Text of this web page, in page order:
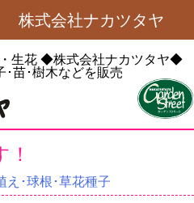
株式会社ナカツタヤ
生花◆株式会社ナカツタヤ◆
苗･樹木などを販売
え･球根･草花種子